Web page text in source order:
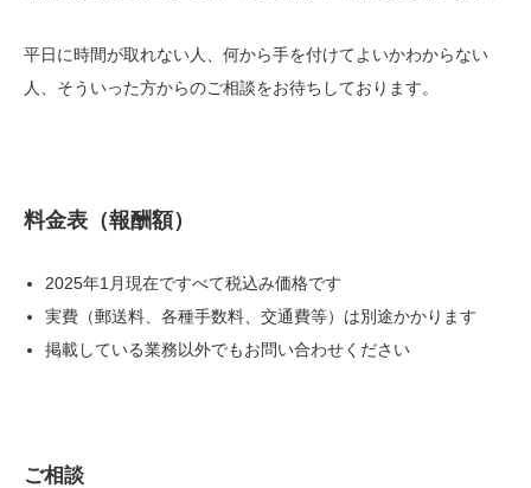
平日に時間が取れない人、何から手を付けてよいかわからない
人、そういった方からのご相談をお待ちしております。
料金表（報酬額）
2025年1月現在ですべて税込み価格です
実費（郵送料、各種手数料、交通費等）は別途かかります
掲載している業務以外でもお問い合わせください
ご相談